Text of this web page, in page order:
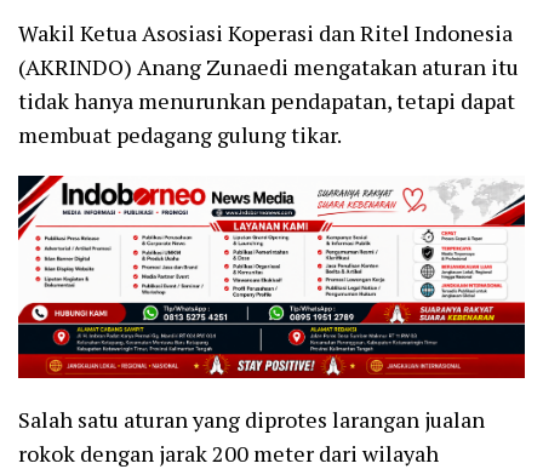
Wakil Ketua Asosiasi Koperasi dan Ritel Indonesia
(AKRINDO) Anang Zunaedi mengatakan aturan itu
tidak hanya menurunkan pendapatan, tetapi dapat
membuat pedagang gulung tikar.
Salah satu aturan yang diprotes larangan jualan
rokok dengan jarak 200 meter dari wilayah